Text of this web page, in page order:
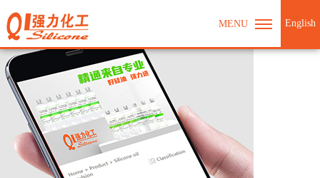
MENU English